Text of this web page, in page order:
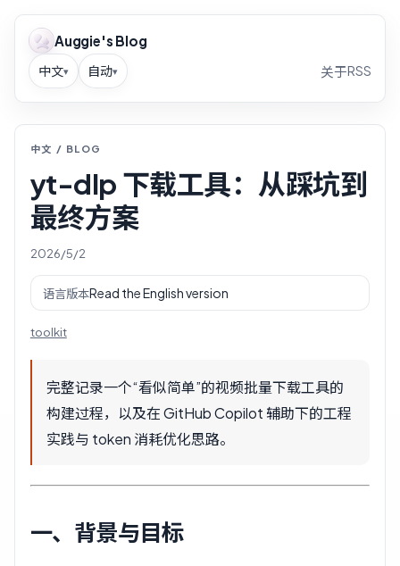
Auggie's Blog
中文▾ 自动▾ 关于RSS
中文 / BLOG
yt-dlp 下载工具：从踩坑到
最终方案
2026/5/2
语言版本Read the English version
toolkit
完整记录一个“看似简单”的视频批量下载工具的
构建过程，以及在 GitHub Copilot 辅助下的工程
实践与 token 消耗优化思路。
一、背景与目标